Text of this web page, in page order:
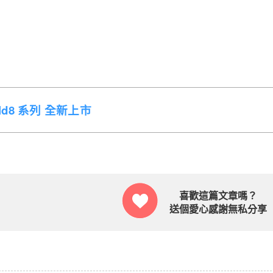
系列 全新上市
喜歡這篇文章嗎？
送個愛心感謝無私分享